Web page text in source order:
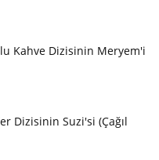
Kahve Dizisinin Meryem'i
Dizisinin Suzi'si (Çağıl